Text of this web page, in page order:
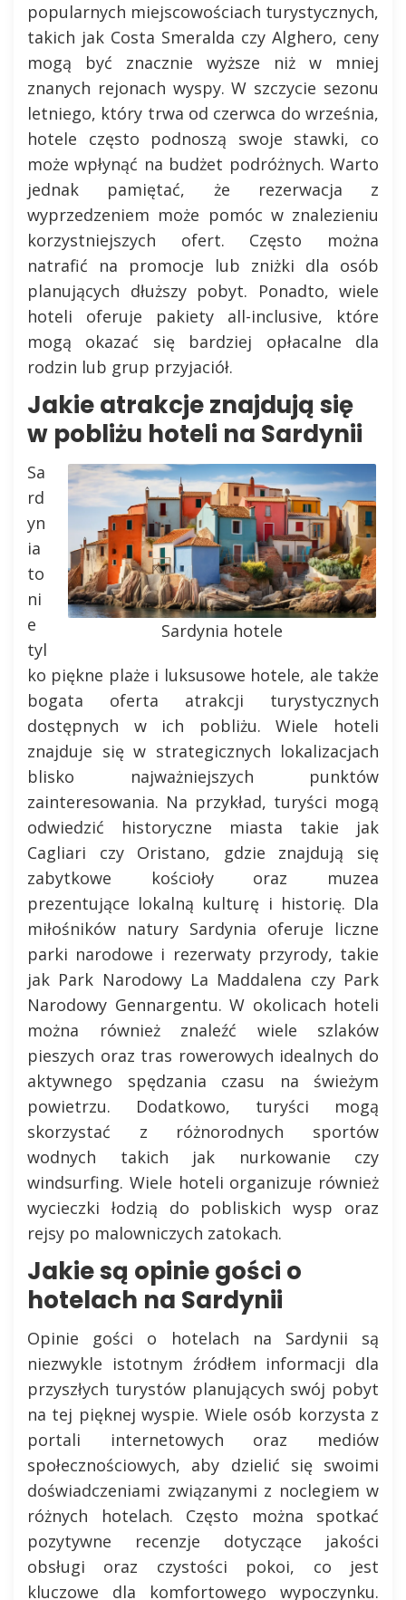
popularnych miejscowościach turystycznych,
takich jak Costa Smeralda czy Alghero, ceny
mogą być znacznie wyższe niż w mniej
znanych rejonach wyspy. W szczycie sezonu
letniego, który trwa od czerwca do września,
hotele często podnoszą swoje stawki, co
może wpłynąć na budżet podróżnych. Warto
jednak pamiętać, że rezerwacja z
wyprzedzeniem może pomóc w znalezieniu
korzystniejszych ofert. Często można
natrafić na promocje lub zniżki dla osób
planujących dłuższy pobyt. Ponadto, wiele
hoteli oferuje pakiety all-inclusive, które
mogą okazać się bardziej opłacalne dla
rodzin lub grup przyjaciół.
Jakie atrakcje znajdują się
w pobliżu hoteli na Sardynii
Sardynia hotele
Sa
rd
yn
ia
to
ni
e
tyl
ko piękne plaże i luksusowe hotele, ale także
bogata oferta atrakcji turystycznych
dostępnych w ich pobliżu. Wiele hoteli
znajduje się w strategicznych lokalizacjach
blisko najważniejszych punktów
zainteresowania. Na przykład, turyści mogą
odwiedzić historyczne miasta takie jak
Cagliari czy Oristano, gdzie znajdują się
zabytkowe kościoły oraz muzea
prezentujące lokalną kulturę i historię. Dla
miłośników natury Sardynia oferuje liczne
parki narodowe i rezerwaty przyrody, takie
jak Park Narodowy La Maddalena czy Park
Narodowy Gennargentu. W okolicach hoteli
można również znaleźć wiele szlaków
pieszych oraz tras rowerowych idealnych do
aktywnego spędzania czasu na świeżym
powietrzu. Dodatkowo, turyści mogą
skorzystać z różnorodnych sportów
wodnych takich jak nurkowanie czy
windsurfing. Wiele hoteli organizuje również
wycieczki łodzią do pobliskich wysp oraz
rejsy po malowniczych zatokach.
Jakie są opinie gości o
hotelach na Sardynii
Opinie gości o hotelach na Sardynii są
niezwykle istotnym źródłem informacji dla
przyszłych turystów planujących swój pobyt
na tej pięknej wyspie. Wiele osób korzysta z
portali internetowych oraz mediów
społecznościowych, aby dzielić się swoimi
doświadczeniami związanymi z noclegiem w
różnych hotelach. Często można spotkać
pozytywne recenzje dotyczące jakości
obsługi oraz czystości pokoi, co jest
kluczowe dla komfortowego wypoczynku.